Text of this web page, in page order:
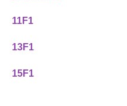
11F1
13F1
15F1